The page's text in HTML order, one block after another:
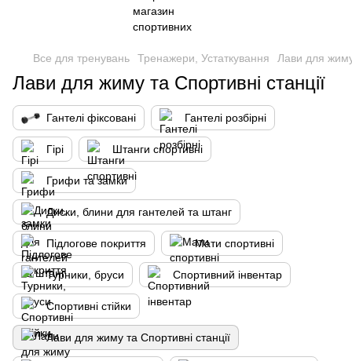
Все для тренувань Тренажери, Устаткування Лави для жиму
Лави для жиму та Спортивні станції
Гантелі фіксовані Гантелі розбірні
Гірі Штанги спортивні
Грифи та замки
Диски, блини для гантелей та штанг
Підлогове покриття Мати спортивні
Турники, бруси Спортивний інвентар
Спортивні стійки
Лави для жиму та Спортивні станції